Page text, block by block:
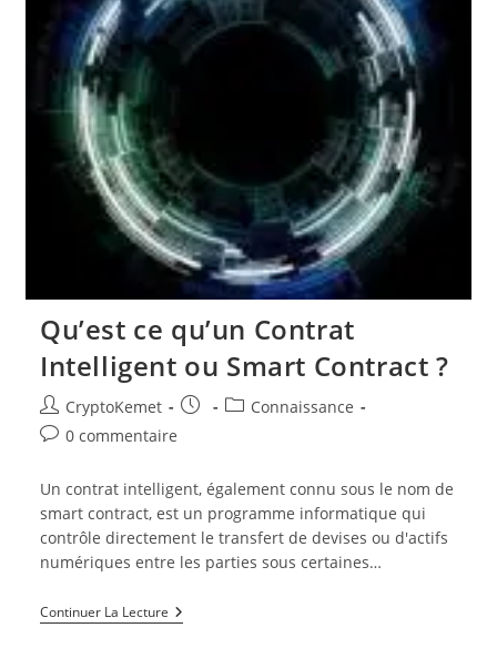
Qu’est ce qu’un Contrat
Intelligent ou Smart Contract ?
Auteur/autrice
de
CryptoKemet
Publication
PostConnaissance
Commentaires
la
publication :
0 commentaire
Un contrat intelligent, également connu sous le nom de
smart contract, est un programme informatique qui
contrôle directement le transfert de devises ou d'actifs
numériques entre les parties sous certaines…
Continuer La LectureQu’est
Ce